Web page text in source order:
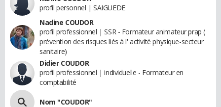
profil personnel | SAIGUEDE
Nadine COUDOR
profil professionnel | SSR - Formateur animateur prap (
prévention des risques liés à l' activité physique-secteur
sanitaire)
Didier COUDOR
profil professionnel | individuelle - Formateur en
comptabilité
Nom "COUDOR"